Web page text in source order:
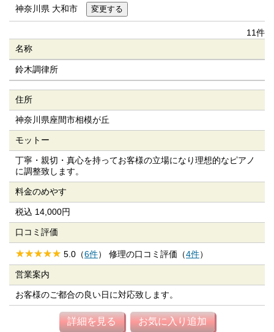
神奈川県 大和市
11件
名称
鈴木調律所
住所
神奈川県座間市相模が丘
モットー
丁寧・親切・真心を持ってお客様の立場になり理想的なピアノ
に調整致します。
料金のめやす
税込 14,000円
口コミ評価
5.0（6件） 修理の口コミ評価（4件）
営業案内
お客様のご都合の良い日に対応致します。
詳細を見る お気に入り追加